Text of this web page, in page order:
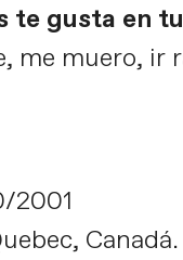
te gusta en
me muero, ir
2001
Canadá.